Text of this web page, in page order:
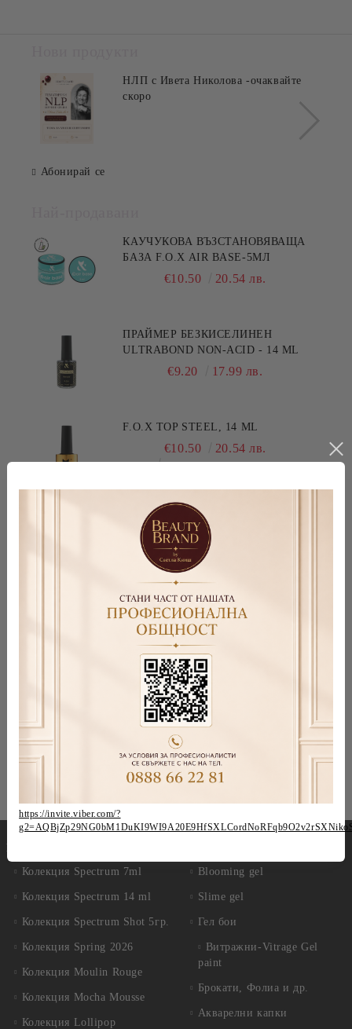
НЛП с Ивета Николова -очаквайте
скоро
Абонирай се
КАУЧУКОВА ВЪЗСТАНОВЯВАЩА
БАЗА F.O.X AIR BASE-5МЛ
€10.50 20.54 лв.
ПРАЙМЕР БЕЗКИСЕЛИНЕН
ULTRABOND NON-ACID - 14 ML
€9.20 17.99 лв.
F.O.X TOP STEEL, 14 ML
€10.50 20.54 лв.
€15.00 29.34 лв.
УКРЕПВАЩ ГЕЛ С ФИБРОСТЪКЛО
CARBON GEL - КАРБОН ГЕЛ
€19.43
Марки
Гел лакове
Колекция Spectrum 7ml
Колекция Spectrum 14 ml
Колекция Spectrum Shot 5гр.
Колекция Spring 2026
Колекция Moulin Rouge
Колекция Mocha Mousse
Колекция Lollipop
Blooming gel
Slime gel
Гел бои
Витражни-Vitrage Gel
paint
Брокати, Фолиа и др.
Акварелни капки
https://invite.viber.com/?